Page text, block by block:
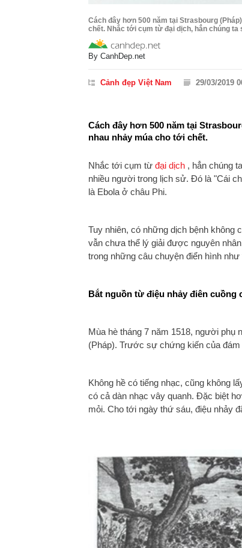
Cách đây hơn 500 năm tại Strasbourg
chết. Nhắc tới cụm từ đại dịch, hẳn chúng ta
By CanhDep.net
Cảnh đẹp Việt Nam 29/03/2019
Cách đây hơn 500 năm tại
nhau nhảy múa cho tới chết.
Nhắc tới cụm từ đại dịch , hẳn chúng
nhiều người trong lịch sử. Đó là "Cái
là Ebola ở châu Phi.
Tuy nhiên, có những dịch bệnh
vẫn chưa thể lý giải được nguyên
trong những câu chuyện điển hình như
Bắt nguồn từ điệu nhảy điên
Mùa hè tháng 7 năm 1518, người phụ
(Pháp). Trước sự chứng kiến của
Không hề có tiếng nhạc, cũng không
có cả dàn nhạc vây quanh. Đặc biệt
mỏi. Cho tới ngày thứ sáu, điệu nhảy